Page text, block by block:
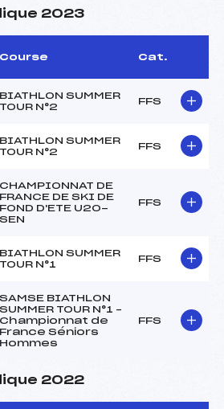
2023
Course Cat.
BIATHLON SUMMER
TOUR N°2
FFS
BIATHLON SUMMER
TOUR N°2
FFS
CHAMPIONNAT DE
FRANCE DE SKI DE
FOND D'ETE U20-
SEN
FFS
BIATHLON SUMMER
TOUR N°1
FFS
SAMSE BIATHLON
SUMMER TOUR N°1 –
Championnat de
France Séniors
Hommes
FFS
2022